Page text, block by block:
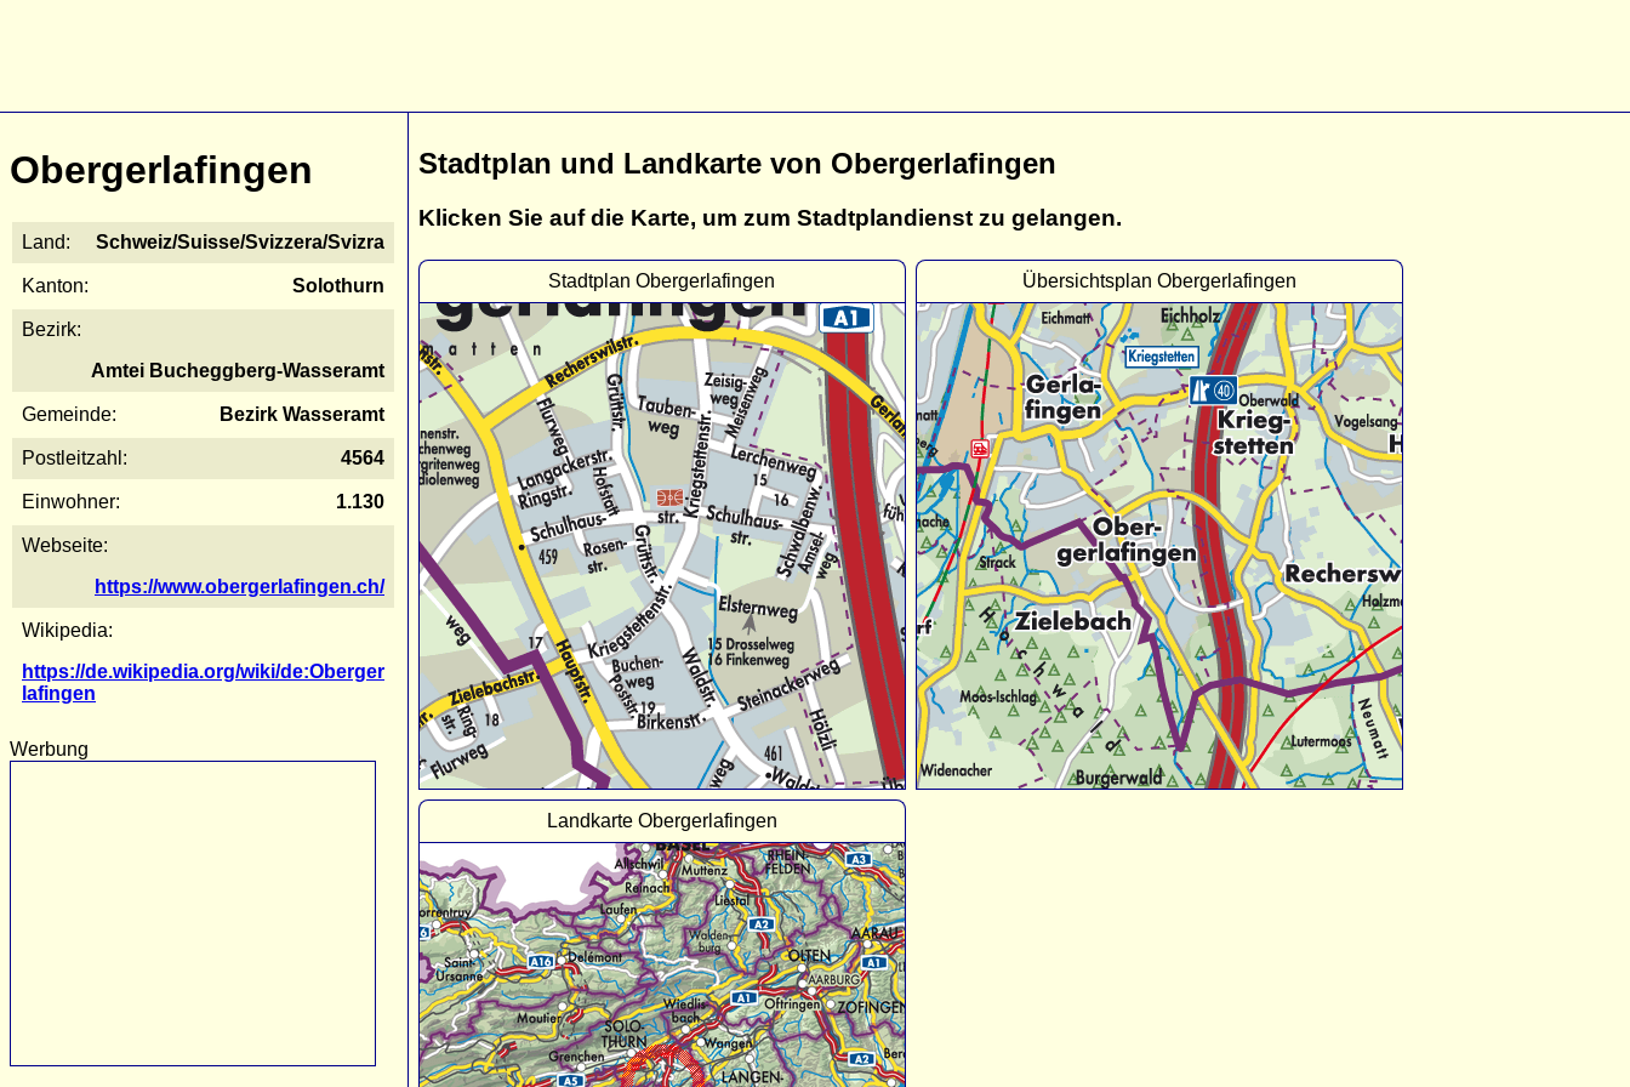
Obergerlafingen
Land: Schweiz/Suisse/Svizzera/Svizra
Kanton: Solothurn
Bezirk:
Amtei Bucheggberg-Wasseramt
Gemeinde: Bezirk Wasseramt
Postleitzahl: 4564
Einwohner: 1.130
Webseite:
https://www.obergerlafingen.ch/
Wikipedia:
https://de.wikipedia.org/wiki/de:Oberger
lafingen
Werbung
Stadtplan und Landkarte von Obergerlafingen
Klicken Sie auf die Karte, um zum Stadtplandienst zu gelangen.
Stadtplan Obergerlafingen Übersichtsplan Obergerlafingen
Landkarte Obergerlafingen